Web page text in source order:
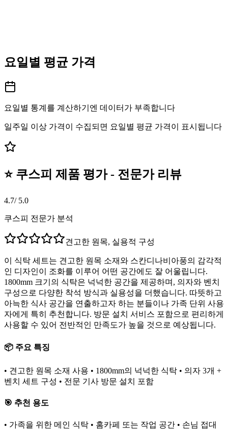
요일별 평균 가격
요일별 통계를 계산하기엔 데이터가 부족합니다
일주일 이상 가격이 수집되면 요일별 평균 가격이 표시됩니다
⭐ 쿠스피 제품 평가 - 전문가 리뷰
4.7/ 5.0
쿠스피 전문가 분석
견고한 원목, 실용적 구성
이 식탁 세트는 견고한 원목 소재와 스칸디나비아풍의 감각적
인 디자인이 조화를 이루어 어떤 공간에도 잘 어울립니다.
1800mm 크기의 식탁은 넉넉한 공간을 제공하며, 의자와 벤치
구성으로 다양한 착석 방식과 실용성을 더했습니다. 따뜻하고
아늑한 식사 공간을 연출하고자 하는 분들이나 가족 단위 사용
자에게 특히 추천합니다. 방문 설치 서비스 포함으로 편리하게
사용할 수 있어 전반적인 만족도가 높을 것으로 예상됩니다.
📦 주요 특징
• 견고한 원목 소재 사용 • 1800mm의 넉넉한 식탁 • 의자 3개 +
벤치 세트 구성 • 전문 기사 방문 설치 포함
🎯 추천 용도
• 가족을 위한 메인 식탁 • 홈카페 또는 작업 공간 • 손님 접대